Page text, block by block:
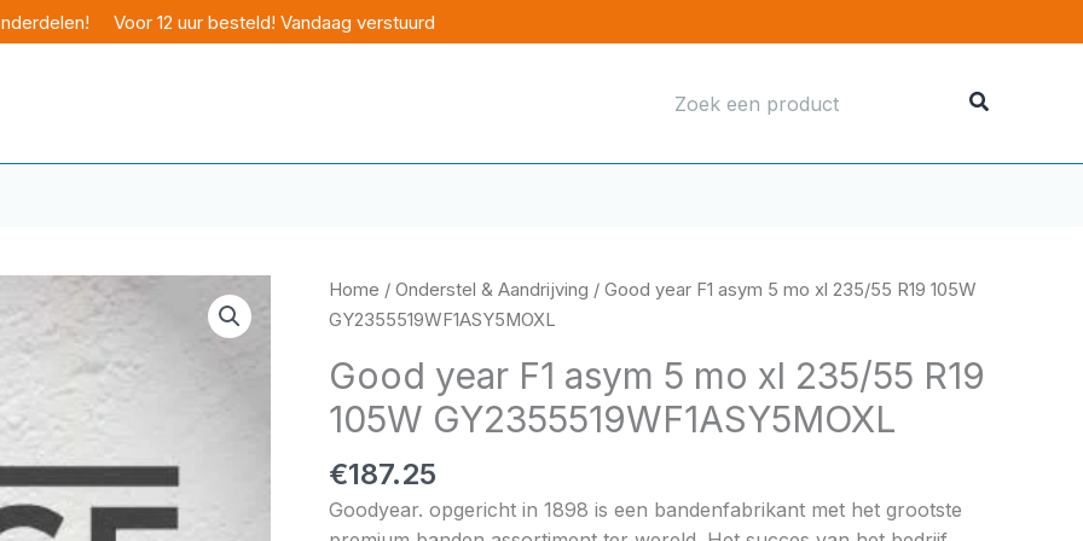
Voor 12 uur besteld! Vandaag verstuurd
naar:
Home / Onderstel & Aandrijving / Good year F1 asym 5 mo xl 235/55 R19 105W
GY2355519WF1ASY5MOXL
Good year F1 asym 5 mo xl 235/55 R19
105W GY2355519WF1ASY5MOXL
€187.25
Goodyear. opgericht in 1898 is een bandenfabrikant met het grootste